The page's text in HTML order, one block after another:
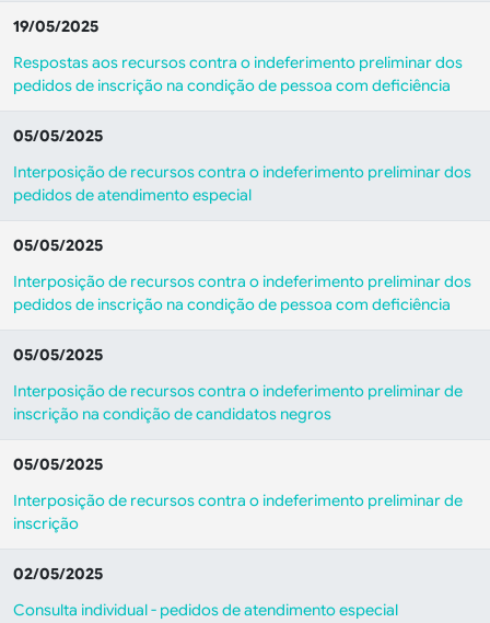
19/05/2025
Respostas aos recursos contra o indeferimento preliminar dos
pedidos de inscrição na condição de pessoa com deficiência
05/05/2025
Interposição de recursos contra o indeferimento preliminar dos
pedidos de atendimento especial
05/05/2025
Interposição de recursos contra o indeferimento preliminar dos
pedidos de inscrição na condição de pessoa com deficiência
05/05/2025
Interposição de recursos contra o indeferimento preliminar de
inscrição na condição de candidatos negros
05/05/2025
Interposição de recursos contra o indeferimento preliminar de
inscrição
02/05/2025
Consulta individual - pedidos de atendimento especial